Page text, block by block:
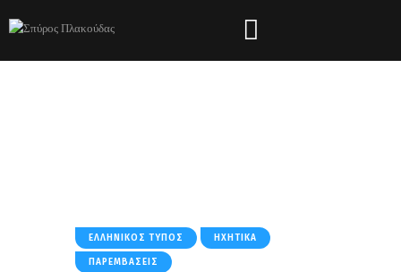
ΕΛΛΗΝΙΚΌΣ ΤΎΠΟΣ ΗΧΗΤΙΚΆ
ΠΑΡΕΜΒΆΣΕΙΣ